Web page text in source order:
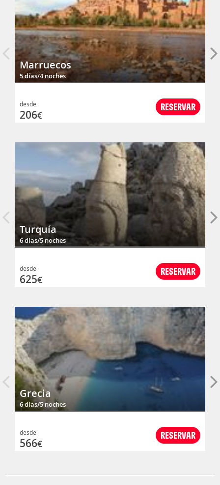
Marruecos
5 días/4 noches
RESERVAR
desde
206€
Turquía
6 días/5 noches
RESERVAR
desde
625€
Grecia
6 días/5 noches
RESERVAR
desde
566€